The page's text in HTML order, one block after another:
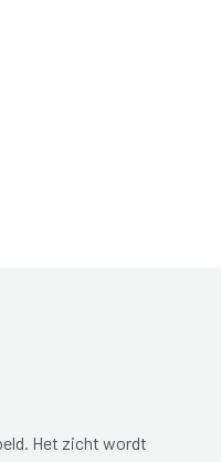
Het zicht wordt